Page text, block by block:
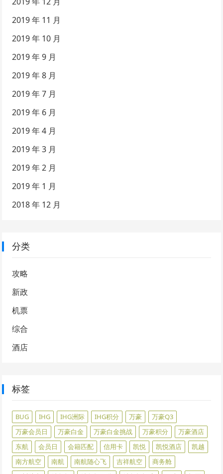
2019 年 11 月
2019 年 10 月
2019 年 9 月
2019 年 8 月
2019 年 7 月
2019 年 6 月
2019 年 4 月
2019 年 3 月
2019 年 2 月
2019 年 1 月
2018 年 12 月
分类
攻略
新政
机票
综合
酒店
标签
BUG IHG IHG洲际 IHG积分 万豪
万豪Q3
万豪会员日
万豪白金 万豪白金挑战 万豪积分
万豪酒店
东航
会员日 会籍匹配 信用卡 凯悦 凯悦酒店
凯越
南方航空
南航 南航随心飞 吉祥航空
商务舱